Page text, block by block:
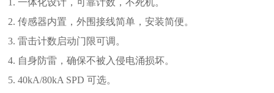
1. 一体化设计，可靠计数，不死机。
2. 传感器内置，外围接线简单，安装简便。
3. 雷击计数启动门限可调。
4. 自身防雷，确保不被入侵电涌损坏。
5. 40kA/80kA SPD 可选。